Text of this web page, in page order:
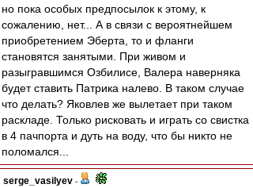
но пока особых предпосылок к этому, к
сожалению, нет... А в связи с вероятнейшем
приобретением Эберта, то и фланги
становятся занятыми. При живом и
разыгравшимся Озбилисе, Валера наверняка
будет ставить Патрика налево. В таком случае
что делать? Яковлев же вылетает при таком
раскладе. Только рисковать и играть со свистка
в 4 пачпорта и дуть на воду, что бы никто не
поломался...
serge_vasilyev -